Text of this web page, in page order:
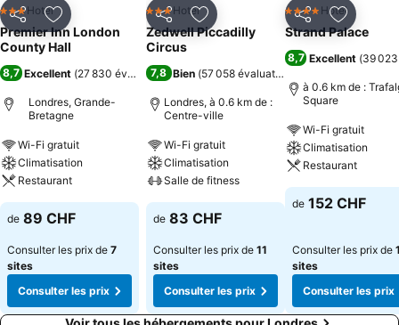
PartagerAjouter à mes favoris
3 ÉtoilesHotel
Premier Inn London
County Hall
8,7 Excellent (27 830 évaluations)
Londres, Grande-
Bretagne
Wi-Fi gratuit
Climatisation
Restaurant
de 89 CHF
Consulter les prix de 7
sites
Consulter les prix
PartagerAjouter à mes favoris
3 ÉtoilesHotel
Zedwell Piccadilly
Circus
7,8 Bien (57 058 évaluations
Londres, à 0.6 km de :
Centre-ville
Wi-Fi gratuit
Climatisation
Salle de fitness
de 83 CHF
Consulter les prix de 11
sites
Consulter les prix
PartagerAjouter
4 ÉtoilesHotel
Strand Palace
8,7 Excellent (39
à 0.6 km de :
Square
Wi-Fi gratuit
Climatisation
Restaurant
de 152 CHF
Consulter les prix de
sites
Consulter les prix